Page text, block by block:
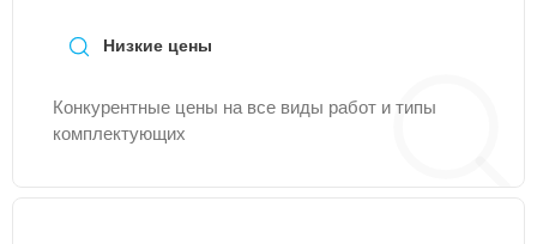
Низкие цены
Конкурентные цены на все виды работ и типы
комплектующих